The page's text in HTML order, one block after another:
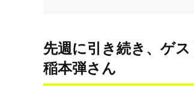
先週に引き続き、ゲ
稲本弾さん